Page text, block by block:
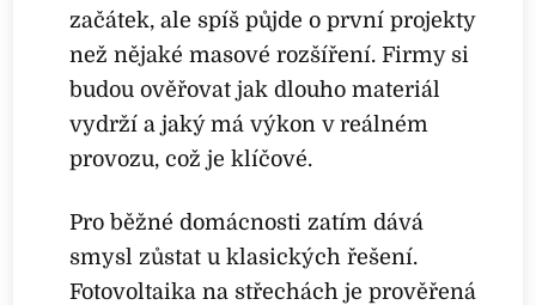
začátek, ale spíš půjde o první projekty
než nějaké masové rozšíření. Firmy si
budou ověřovat jak dlouho materiál
vydrží a jaký má výkon v reálném
provozu, což je klíčové.
Pro běžné domácnosti zatím dává
smysl zůstat u klasických řešení.
Fotovoltaika na střechách je prověřená